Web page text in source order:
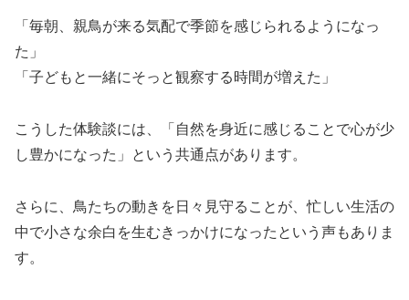
「毎朝、親鳥が来る気配で季節を感じられるようになっ
た」
「子どもと一緒にそっと観察する時間が増えた」
こうした体験談には、「自然を身近に感じることで心が少
し豊かになった」という共通点があります。
さらに、鳥たちの動きを日々見守ることが、忙しい生活の
中で小さな余白を生むきっかけになったという声もありま
す。